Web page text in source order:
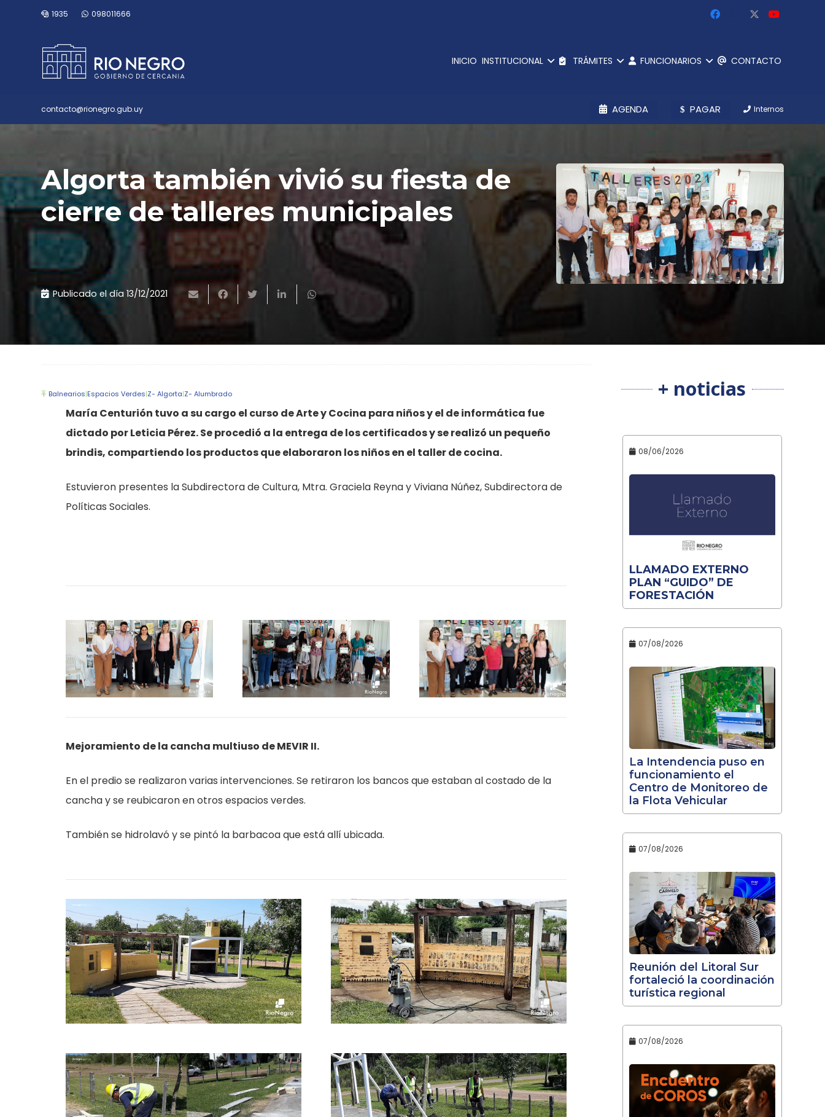
1935 098011666
INICIO INSTITUCIONAL TRÁMITES FUNCIONARIOS CONTACTO
contacto@rionegro.gub.uy AGENDA PAGAR Internos
Algorta también vivió su fiesta de
cierre de talleres municipales
Publicado el día 13/12/2021
Balnearios|Espacios Verdes|Z- Algorta|Z- Alumbrado
María Centurión tuvo a su cargo el curso de Arte y Cocina para niños y el de informática fue
dictado por Leticia Pérez. Se procedió a la entrega de los certificados y se realizó un pequeño
brindis, compartiendo los productos que elaboraron los niños en el taller de cocina.
Estuvieron presentes la Subdirectora de Cultura, Mtra. Graciela Reyna y Viviana Núñez, Subdirectora de
Políticas Sociales.
Mejoramiento de la cancha multiuso de MEVIR II.
En el predio se realizaron varias intervenciones. Se retiraron los bancos que estaban al costado de la
cancha y se reubicaron en otros espacios verdes.
También se hidrolavó y se pintó la barbacoa que está allí ubicada.
+ noticias
08/06/2026
LLAMADO EXTERNO
PLAN “GUIDO” DE
FORESTACIÓN
07/08/2026
La Intendencia puso en
funcionamiento el
Centro de Monitoreo de
la Flota Vehicular
07/08/2026
Reunión del Litoral Sur
fortaleció la coordinación
turística regional
07/08/2026